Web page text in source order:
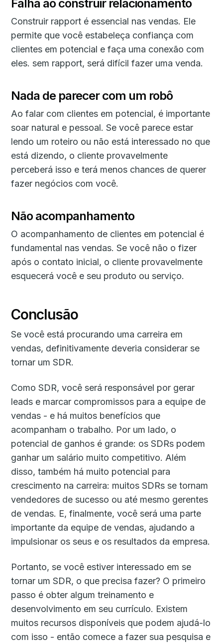
Falha ao construir relacionamento
Construir rapport é essencial nas vendas. Ele
permite que você estabeleça confiança com
clientes em potencial e faça uma conexão com
eles. sem rapport, será difícil fazer uma venda.
Nada de parecer com um robô
Ao falar com clientes em potencial, é importante
soar natural e pessoal. Se você parece estar
lendo um roteiro ou não está interessado no que
está dizendo, o cliente provavelmente
perceberá isso e terá menos chances de querer
fazer negócios com você.
Não acompanhamento
O acompanhamento de clientes em potencial é
fundamental nas vendas. Se você não o fizer
após o contato inicial, o cliente provavelmente
esquecerá você e seu produto ou serviço.
Conclusão
Se você está procurando uma carreira em
vendas, definitivamente deveria considerar se
tornar um SDR.
Como SDR, você será responsável por gerar
leads e marcar compromissos para a equipe de
vendas - e há muitos benefícios que
acompanham o trabalho. Por um lado, o
potencial de ganhos é grande: os SDRs podem
ganhar um salário muito competitivo. Além
disso, também há muito potencial para
crescimento na carreira: muitos SDRs se tornam
vendedores de sucesso ou até mesmo gerentes
de vendas. E, finalmente, você será uma parte
importante da equipe de vendas, ajudando a
impulsionar os seus e os resultados da empresa.
Portanto, se você estiver interessado em se
tornar um SDR, o que precisa fazer? O primeiro
passo é obter algum treinamento e
desenvolvimento em seu currículo. Existem
muitos recursos disponíveis que podem ajudá-lo
com isso - então comece a fazer sua pesquisa e